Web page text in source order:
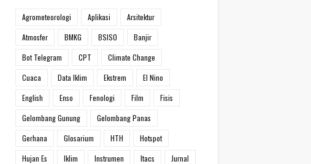
Agrometeorologi Aplikasi
Arsitektur
Atmosfer
BMKG BSISO
Banjir
Bot Telegram
CPT
Climate Change
Cuaca
Data Iklim Ekstrem
El Nino
English
Enso Fenologi Film
Fisis
Gelombang Gunung
Gelombang Panas
Gerhana
Glosarium HTH
Hotspot
Hujan Es
Iklim Instrumen Itacs
Jurnal